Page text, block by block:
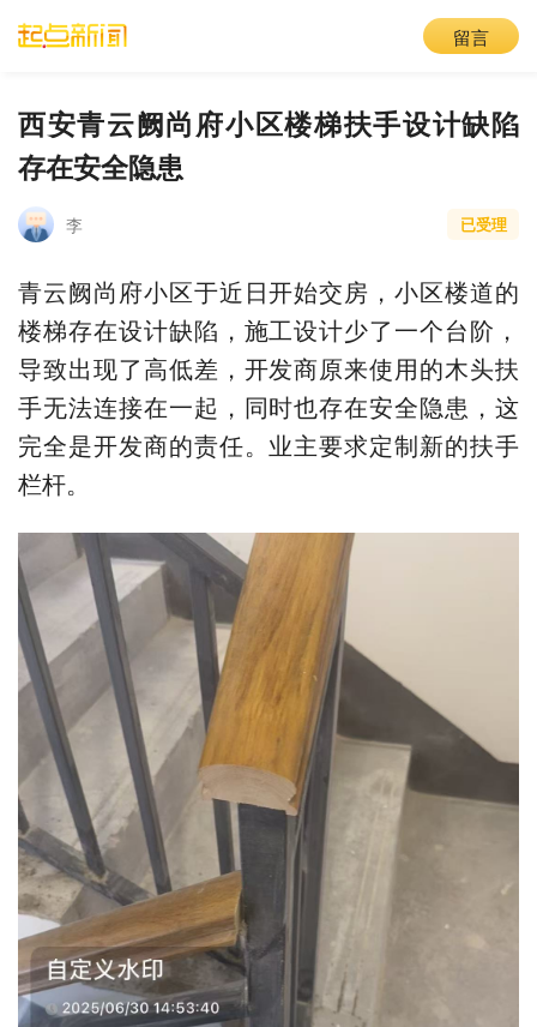
留言
西安青云阙尚府小区楼梯扶手设计缺陷
存在安全隐患
李 已受理
青云阙尚府小区于近日开始交房，小区楼道的
楼梯存在设计缺陷，施工设计少了一个台阶，
导致出现了高低差，开发商原来使用的木头扶
手无法连接在一起，同时也存在安全隐患，这
完全是开发商的责任。业主要求定制新的扶手
栏杆。